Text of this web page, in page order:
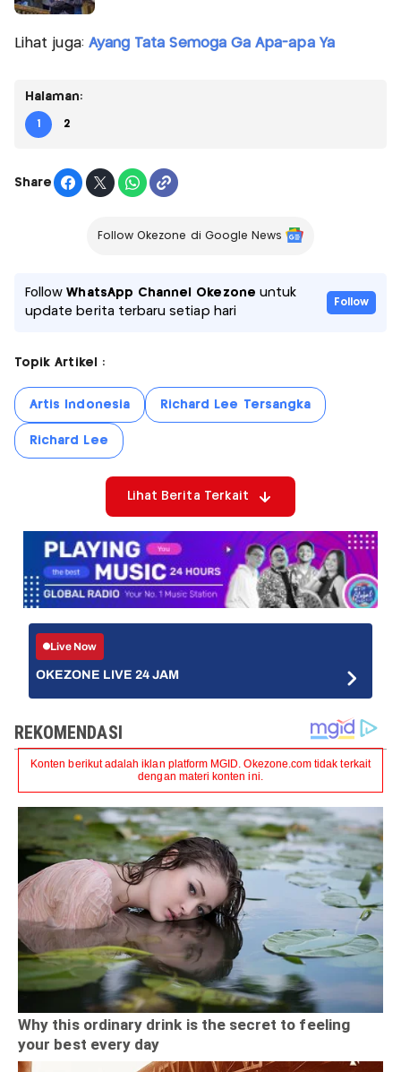
Lihat juga: Ayang Tata Semoga Ga Apa-apa Ya
Halaman:
1 2
Share
Follow Okezone di Google News
FollowWhatsApp Channel Okezone untuk
update berita terbaru setiap hari
Follow
Topik Artikel :
Artis Indonesia Richard Lee Tersangka
Richard Lee
Lihat Berita Terkait
Live Now
OKEZONE LIVE 24 JAM